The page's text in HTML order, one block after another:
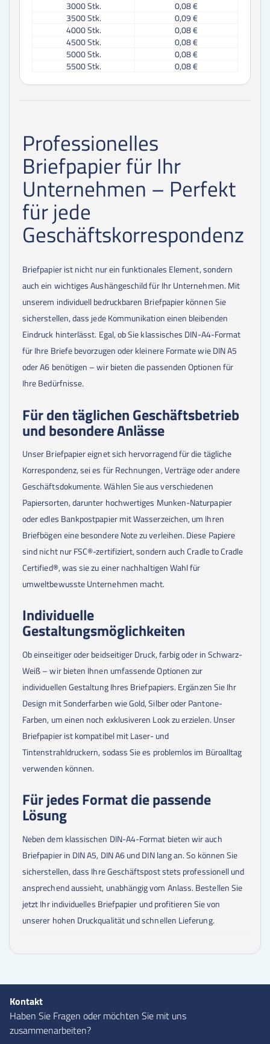
3000Stk.
0,08 €
3500Stk.
0,09 €
4000Stk.
0,08 €
4500Stk.
0,08 €
5000Stk.
0,08 €
5500Stk.
0,08 €
7000Stk.
0,07 €
8500Stk.
9000Stk.
9500Stk.
0,07 €
10000 Stk.
0,07 €
11000Stk.
0,07 €
12000Stk.
0,07 €
13000Stk.
14000Stk.
15000Stk.
0,07 €
16000Stk.
0,07 €
18000Stk.
0,07 €
19000Stk.
0,07 €
20000
25000Stk.
0,07 €
30000Stk.
0,07 €
35000Stk.
0,06 €
45000Stk.
0,06 €
50000 Stk.
0,06 €
60000
70000
80000Stk.
0,06 €
85000Stk.
90000Stk.
95000Stk.
0,06 €
Stk.
Professionelles
Briefpapier für Ihr
Unternehmen – Perfekt
für jede
Geschäftskorrespondenz
Briefpapier ist nicht nur ein funktionales Element, sondern
auch ein wichtiges Aushängeschild für Ihr Unternehmen. Mit
unserem individuell bedruckbaren Briefpapier können Sie
sicherstellen, dass jede Kommunikation einen bleibenden
Eindruck hinterlässt. Egal, ob Sie klassisches DIN-A4-Format
für Ihre Briefe bevorzugen oder kleinere Formate wie DIN A5
oder A6 benötigen – wir bieten die passenden Optionen für
Ihre Bedürfnisse.
Für den täglichen Geschäftsbetrieb
und besondere Anlässe
Unser Briefpapier eignet sich hervorragend für die tägliche
Korrespondenz, sei es für Rechnungen, Verträge oder andere
Geschäftsdokumente. Wählen Sie aus verschiedenen
Papiersorten, darunter hochwertiges Munken-Naturpapier
oder edles Bankpostpapier mit Wasserzeichen, um Ihren
Briefbögen eine besondere Note zu verleihen. Diese Papiere
sind nicht nur FSC®-zertifiziert, sondern auch Cradle to Cradle
Certified®, was sie zu einer nachhaltigen Wahl für
umweltbewusste Unternehmen macht.
Individuelle
Gestaltungsmöglichkeiten
Ob einseitiger oder beidseitiger Druck, farbig oder in Schwarz-
Weiß – wir bieten Ihnen umfassende Optionen zur
individuellen Gestaltung Ihres Briefpapiers. Ergänzen Sie Ihr
Design mit Sonderfarben wie Gold, Silber oder Pantone-
Farben, um einen noch exklusiveren Look zu erzielen. Unser
Briefpapier ist kompatibel mit Laser- und
Tintenstrahldruckern, sodass Sie es problemlos im Büroalltag
verwenden können.
Für jedes Format die passende
Lösung
Neben dem klassischen DIN-A4-Format bieten wir auch
Briefpapier in DIN A5, DIN A6 und DIN lang an. So können Sie
sicherstellen, dass Ihre Geschäftspost stets professionell und
ansprechend aussieht, unabhängig vom Anlass. Bestellen Sie
jetzt Ihr individuelles Briefpapier und profitieren Sie von
unserer hohen Druckqualität und schnellen Lieferung.
Kontakt
Haben Sie Fragen oder möchten Sie mit uns
zusammenarbeiten?